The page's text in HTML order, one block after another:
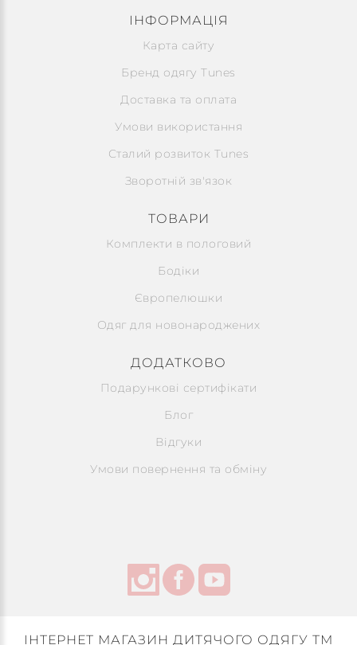
ІНФОРМАЦІЯ
Карта сайту
Бренд одягу Tunes
Доставка та оплата
Умови використання
Сталий розвиток Tunes
Зворотній зв'язок
ТОВАРИ
Комплекти в пологовий
Бодіки
Європелюшки
Одяг для новонароджених
ДОДАТКОВО
Подарункові сертифікати
Блог
Відгуки
Умови повернення та обміну
ІНТЕРНЕТ МАГАЗИН ДИТЯЧОГО ОДЯГУ ТМ